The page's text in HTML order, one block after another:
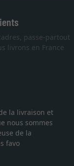
passe-partout
livrons en France
et
Je